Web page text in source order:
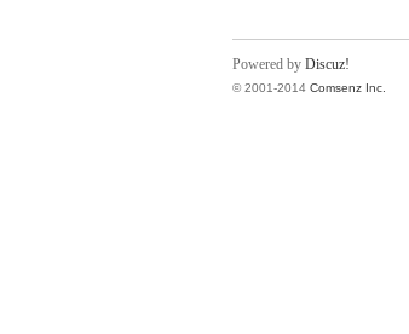
Powered by Discuz!
© 2001-2014 Comsenz Inc.